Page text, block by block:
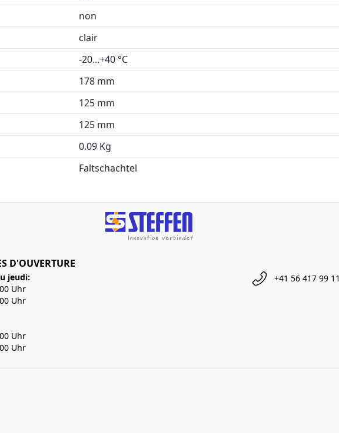
non
clair
-20...+40 °C
178 mm
125 mm
125 mm
0.09 Kg
Faltschachtel
D'OUVERTURE
jeudi:
Uhr
Uhr
Uhr
Uhr
+41 56 417 99 11